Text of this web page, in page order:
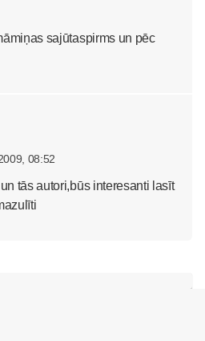
sajūtaspirms un pēc
08:52
tās autori,būs interesanti lasīt